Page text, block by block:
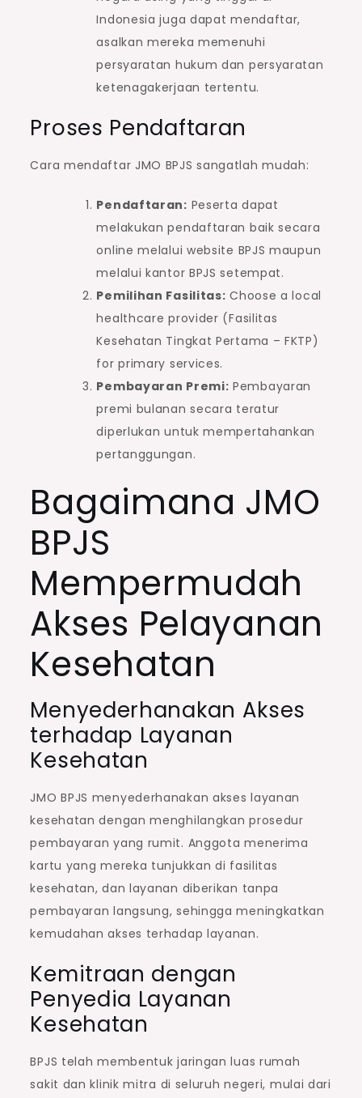
Indonesia juga dapat mendaftar,
asalkan mereka memenuhi
persyaratan hukum dan persyaratan
ketenagakerjaan tertentu.
Proses Pendaftaran
Cara mendaftar JMO BPJS sangatlah mudah:
Pendaftaran: Peserta dapat
melakukan pendaftaran baik secara
online melalui website BPJS maupun
melalui kantor BPJS setempat.
Pemilihan Fasilitas: Choose a local
healthcare provider (Fasilitas
Kesehatan Tingkat Pertama – FKTP)
for primary services.
Pembayaran Premi: Pembayaran
premi bulanan secara teratur
diperlukan untuk mempertahankan
pertanggungan.
Bagaimana JMO
BPJS
Mempermudah
Akses Pelayanan
Kesehatan
Menyederhanakan Akses
terhadap Layanan
Kesehatan
JMO BPJS menyederhanakan akses layanan
kesehatan dengan menghilangkan prosedur
pembayaran yang rumit. Anggota menerima
kartu yang mereka tunjukkan di fasilitas
kesehatan, dan layanan diberikan tanpa
pembayaran langsung, sehingga meningkatkan
kemudahan akses terhadap layanan.
Kemitraan dengan
Penyedia Layanan
Kesehatan
BPJS telah membentuk jaringan luas rumah
sakit dan klinik mitra di seluruh negeri, mulai dari